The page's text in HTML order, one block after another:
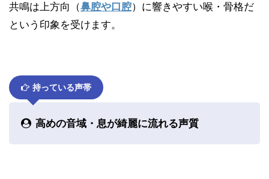
共鳴は上方向（鼻腔や口腔）に響きやすい喉・骨格だ
という印象を受けます。
持っている声帯
高めの音域・息が綺麗に流れる声質